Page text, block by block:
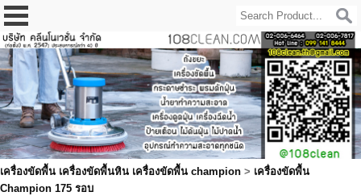
เครื่องขัดพื้น เครื่องขัดพื้นหิน เครื่องขัดพื้น champion > เครื่องขัดพื้น
Champion 175 รอบ